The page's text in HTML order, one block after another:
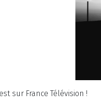
sur France Télévision !